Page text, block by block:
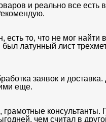
и реально все есть
есть то, что не мог найти
латунный лист
заявок и
еще.
консультанты.
чем считал в